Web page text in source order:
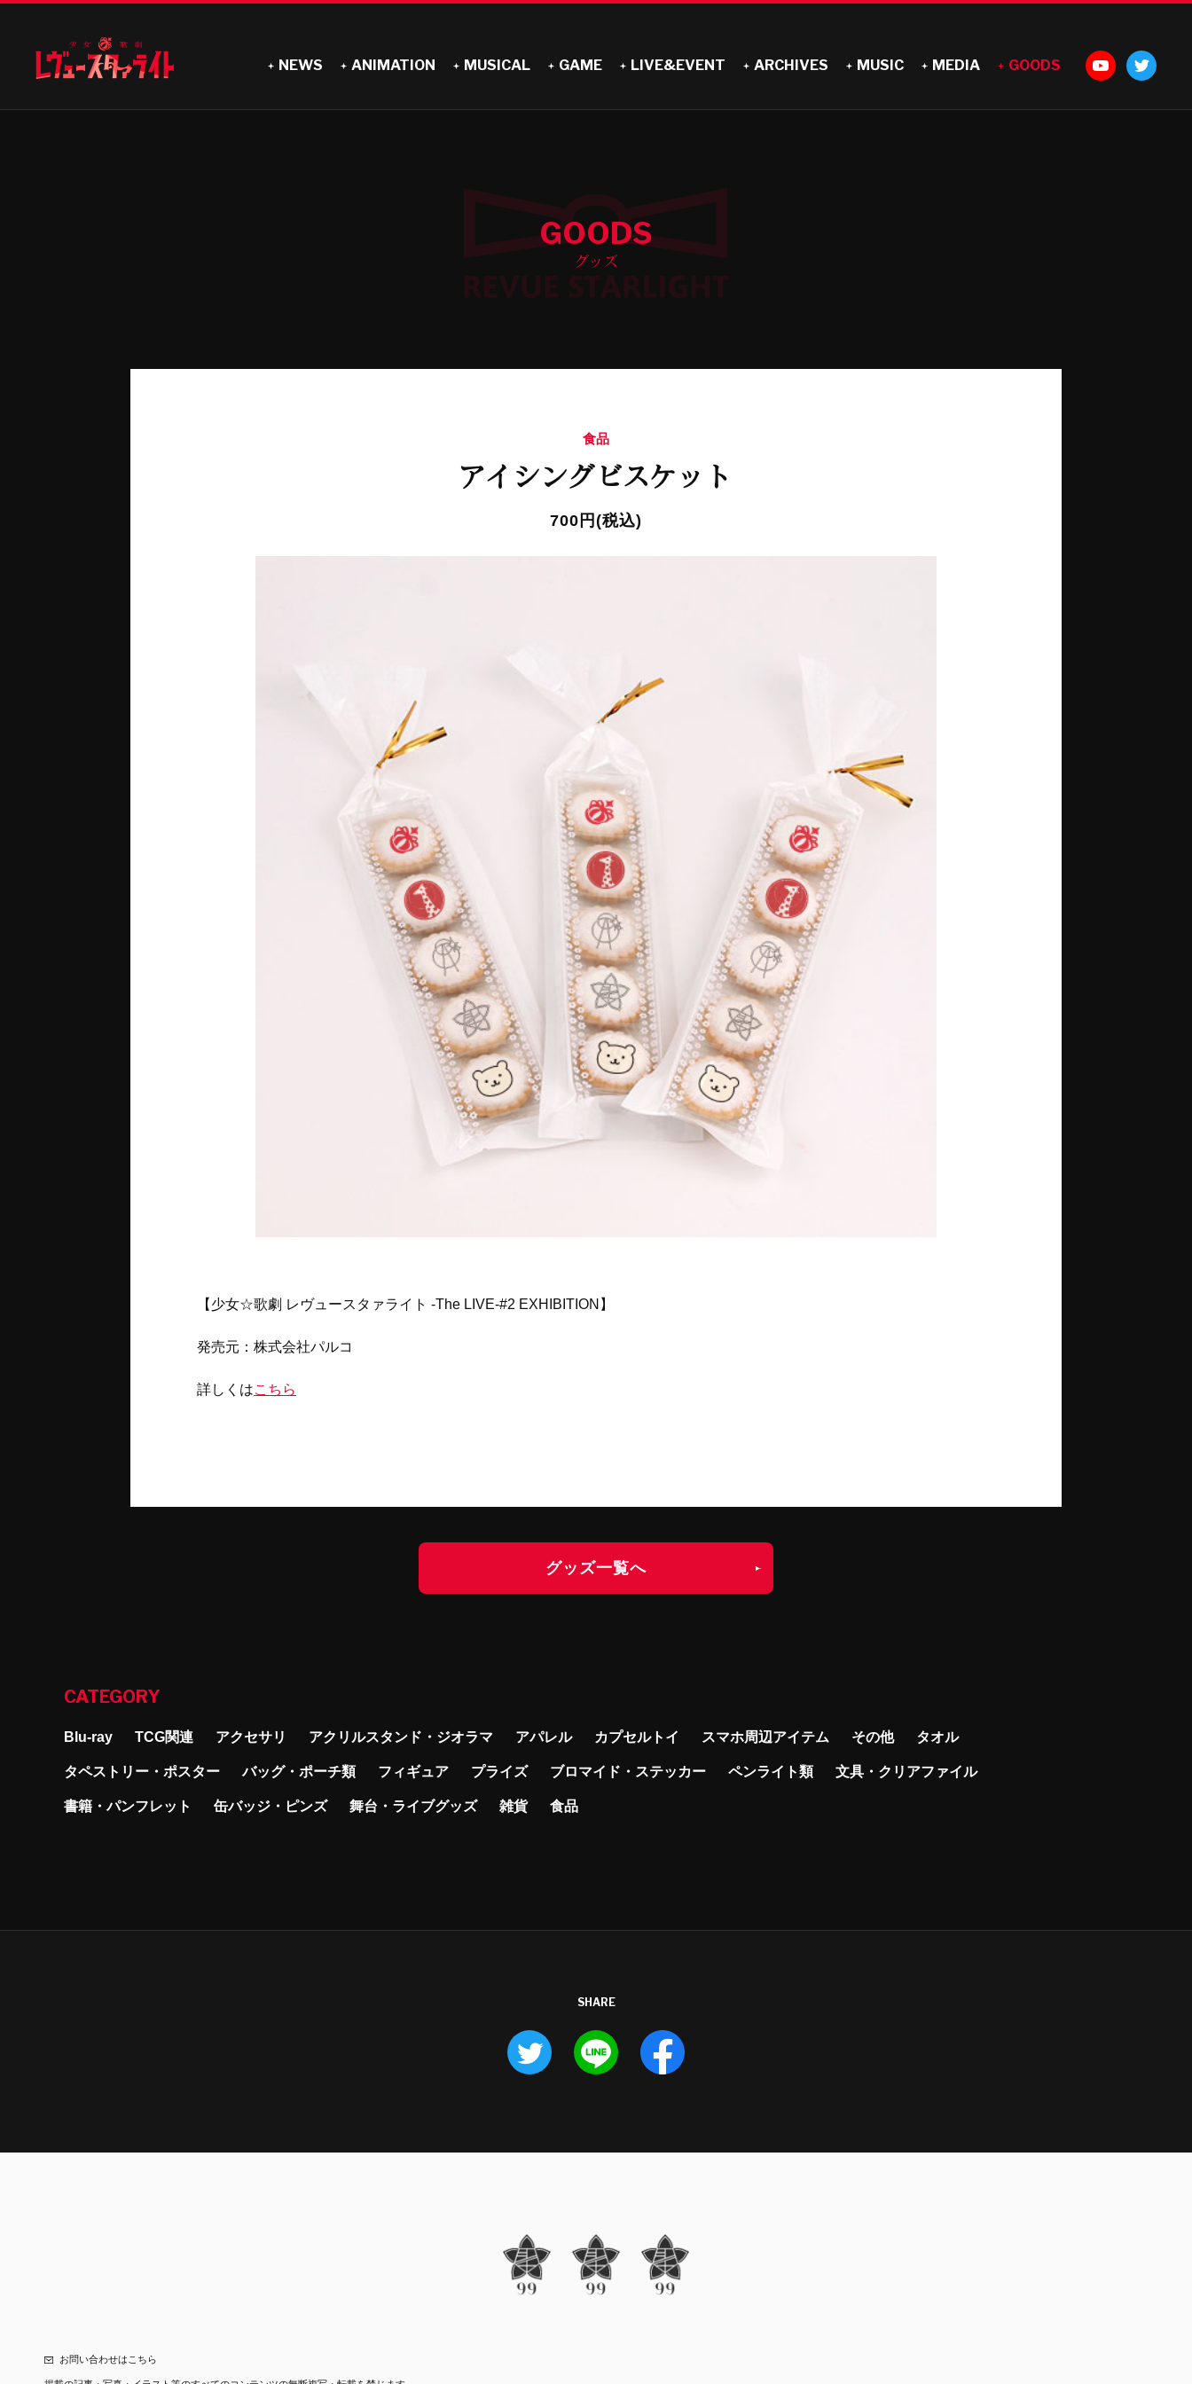
NEWS ANIMATION MUSICAL GAME LIVE&EVENT ARCHIVES MUSIC MEDIA GOODS
GOODS
グッズ
食品
アイシングビスケット
700円(税込)
【少女☆歌劇 レヴュースタァライト -The LIVE-#2 EXHIBITION】
発売元：株式会社パルコ
詳しくはこちら
グッズ一覧へ
CATEGORY
Blu-ray TCG関連 アクセサリ アクリルスタンド・ジオラマ アパレル カプセルトイ スマホ周辺アイテム その他 タオル
タペストリー・ポスター バッグ・ポーチ類 フィギュア プライズ ブロマイド・ステッカー ペンライト類 文具・クリアファイル
書籍・パンフレット 缶バッジ・ピンズ 舞台・ライブグッズ 雑貨 食品
SHARE
お問い合わせはこちら